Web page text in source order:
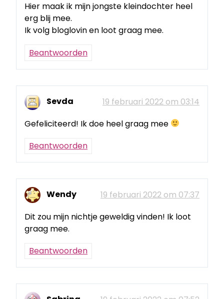
Hier maak ik mijn jongste kleindochter heel
erg blij mee.
Ik volg bloglovin en loot graag mee.
Beantwoorden
Sevda
19 februari 2022 om 03:14
Gefeliciteerd! Ik doe heel graag mee
Beantwoorden
Wendy
19 februari 2022 om 07:37
Dit zou mijn nichtje geweldig vinden! Ik loot
graag mee.
Beantwoorden